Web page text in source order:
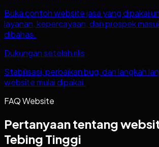
Buka contoh website jasa yang dipakai
layanan, kepercayaan, dan prospek
dibahas.
Dukungan setelah rilis
Stabilisasi, perbaikan bug, dan langkah
website mulai dipakai.
FAQ Website
Pertanyaan tentang
Tebing Tinggi